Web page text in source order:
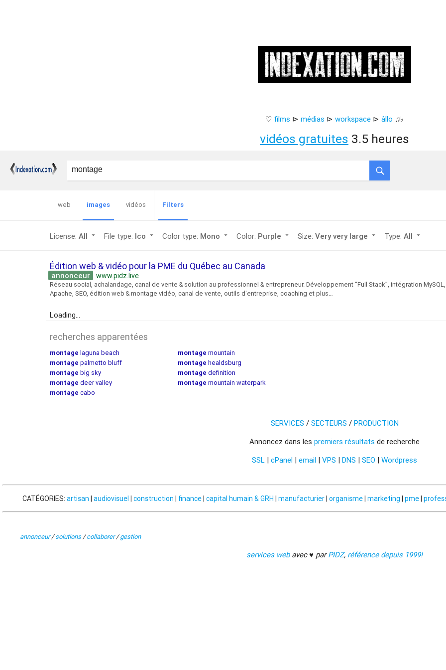
♡ films ⊳ médias ⊳ workspace ⊳ âllo ♫♭
vidéos gratuites 3.5 heures
web images vidéos Filters
License: All arrow_drop_down File type: Ico arrow_drop_down Color type: Mono arrow_drop_down Color: Purple arrow_drop_down Size: Very very large arrow_drop_down Type: All arrow_drop_down
Édition web & vidéo pour la PME du Québec au Canada
annonceur www.pidz.live
Réseau social, achalandage, canal de vente & solution au professionnel & entrepreneur. Développement “Full Stack”, intégration MySQL,
Apache, SEO, édition web & montage vidéo, canal de vente, outils d'entreprise, coaching et plus…
Loading...
recherches apparentées
montage laguna beach montage mountain
montage palmetto bluff montage healdsburg
montage big sky montage definition
montage deer valley montage mountain waterpark
montage cabo
SERVICES / SECTEURS / PRODUCTION
Annoncez dans les premiers résultats de recherche
SSL | cPanel | email | VPS | DNS | SEO | Wordpress
CATÉGORIES: artisan | audiovisuel | construction | finance| capital humain & GRH | manufacturier| organisme| marketing | pme|
annonceur/solutions/collaborer/gestion
services webavec ♥ parPIDZ, référence depuis 1999!